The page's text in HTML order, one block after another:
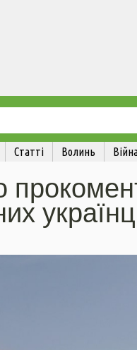
Статті Волинь